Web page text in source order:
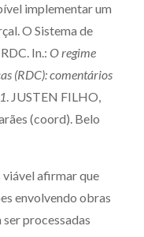
implementar um
O Sistema de
In.: O regime
(RDC): comentários
. JUSTEN FILHO,
(coord). Belo
viável afirmar que
envolvendo obras
ser processadas